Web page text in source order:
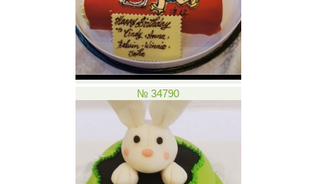
№ 34790